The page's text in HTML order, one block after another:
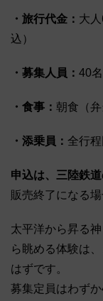
・旅行代金： 大
込）
・募集人員： 40
・食事： 朝食（
・添乗員： 全行
申込は、三陸鉄
販売終了になる
太平洋から昇る
ら眺める体験は
はずです。
募集定員はわず